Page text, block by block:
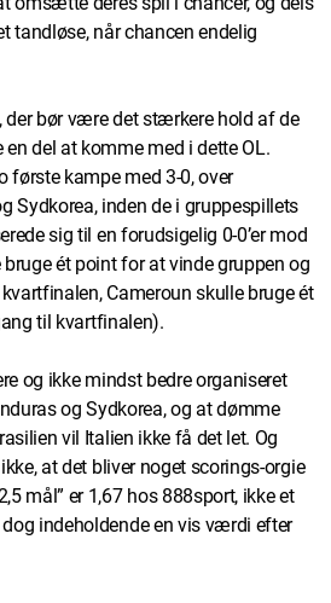
tandløse, når chancen endelig
der bør være det stærkere hold af de
del at komme med i dette OL.
første kampe med 3-0, over
Sydkorea, inden de i gruppespillets
sig til en forudsigelig 0-0’er mod
ét point for at vinde gruppen og
Cameroun skulle bruge ét
til kvartfinalen).
og ikke mindst bedre organiseret
og Sydkorea, og at dømme
vil Italien ikke få det let. Og
at det bliver noget scorings-orgie
mål” er 1,67 hos 888sport, ikke et
indeholdende en vis værdi efter